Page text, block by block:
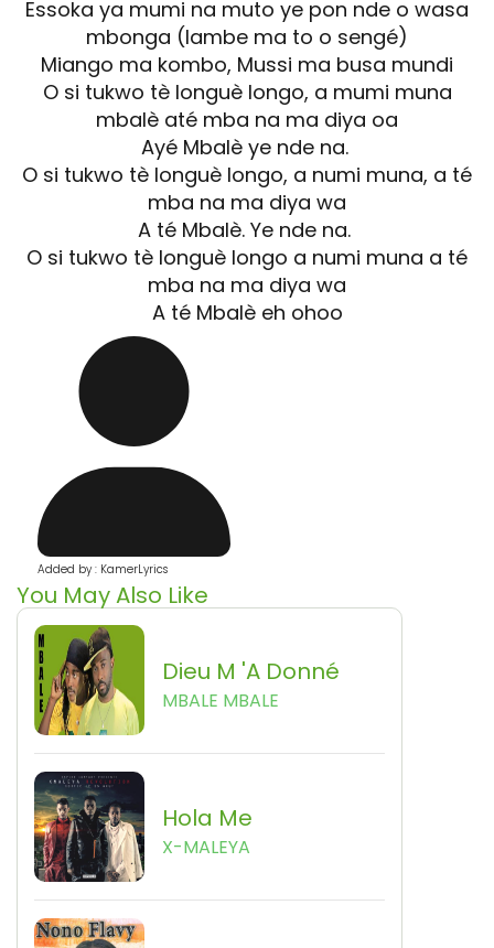
Essoka ya mumi na muto ye pon nde o wasa
mbonga (lambe ma to o sengé)
Miango ma kombo, Mussi ma busa mundi
O si tukwo tè longuè longo, a mumi muna
mbalè até mba na ma diya oa
Ayé Mbalè ye nde na.
O si tukwo tè longuè longo, a numi muna, a té
mba na ma diya wa
A té Mbalè. Ye nde na.
O si tukwo tè longuè longo a numi muna a té
mba na ma diya wa
A té Mbalè eh ohoo
Added by : KamerLyrics
You May Also Like
Dieu M 'a Donné
MBALE MBALE
Hola Me
X-MALEYA